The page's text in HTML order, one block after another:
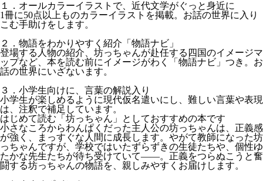
１．オールカラーイラストで、近代文学がぐっと身近に
1冊に50点以上ものカラーイラストを掲載。お話の世界に入り
こむ手助けをします。
２．物語をわかりやすく紹介「物語ナビ」
登場する人物の紹介、坊っちゃんが赴任する四国のイメージマ
ップなど、本を読む前にイメージがわく「物語ナビ」つき。お
話の世界にいざないます。
３．小学生向けに、言葉の解説入り
小学生が楽しめるように現代仮名遣いにし、難しい言葉や表現
は、注釈で補足しています。
はじめて読む「坊っちゃん」としておすすめの本です
小さなころからわんぱくだった主人公の坊っちゃんは、正義感
が強く、まっすぐな人間に成長します。やがて教師になった坊
っちゃんですが、学校ではいたずらずきの生徒たちや、個性ゆ
たかな先生たちが待ち受けていて――。正義をつらぬこうと奮
闘する坊っちゃんの物語を、親しみやすくお届けします。